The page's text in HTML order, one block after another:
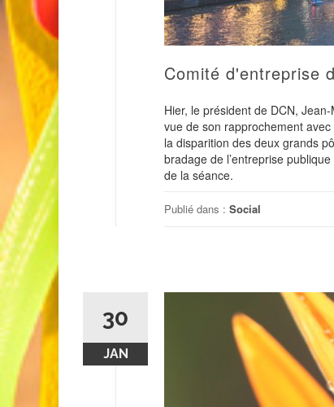
Comité d'entreprise
Hier, le président de DCN,
vue de son rapprochement avec
la disparition des deux grands
bradage de l’entreprise
de la séance.
Publié dans : Social
30
JAN